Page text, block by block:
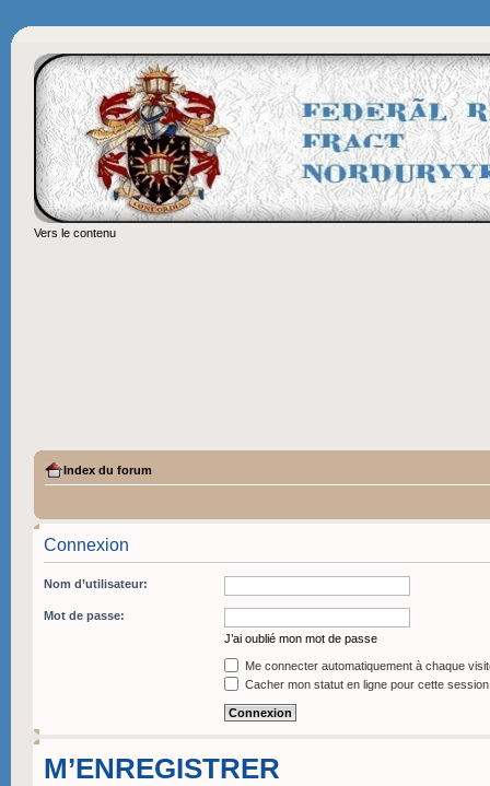
Vers le contenu
Index du forum
Connexion
Nom d’utilisateur:
Mot de passe:
J’ai oublié mon mot de passe
Me connecter automatiquement à chaque
Cacher mon statut en ligne pour cette session
M’ENREGISTRER